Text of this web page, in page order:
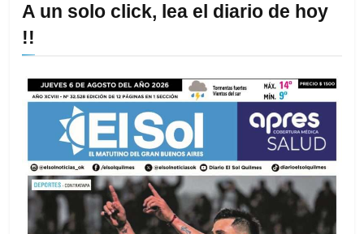
A un solo click, lea el diario de hoy
!!